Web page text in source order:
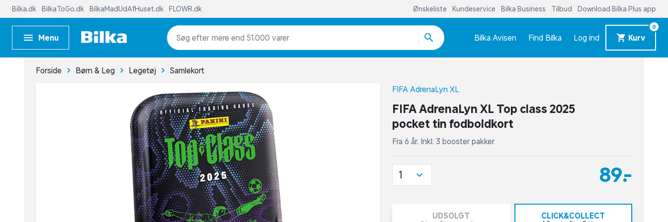
Bilka.dk BilkaToGo.dk BilkaMadUdAfHuset.dk FLOWR.dk Ønskeliste Kundeservice Bilka Business Tilbud Download Bilka Plus app
Menu mere end 51.000 varer Bilka Avisen Find Bilka Log ind Kurv
0
Forside Børn & Leg Legetøj Samlekort
FIFA AdrenaLyn XL
FIFA AdrenaLyn XL Top class 2025
pocket tin fodboldkort
Fra 6 år. Inkl. 3 booster pakker
89,-
1
UDSOLGT CLICK&COLLECT